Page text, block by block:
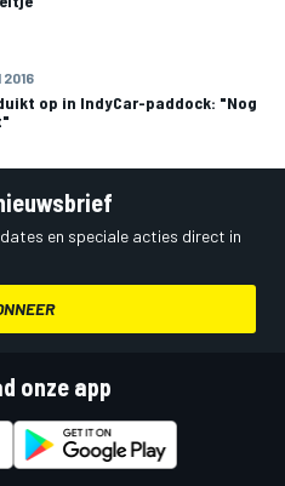
2016
op in IndyCar-paddock: "Nog
en speciale acties direct in
onze app